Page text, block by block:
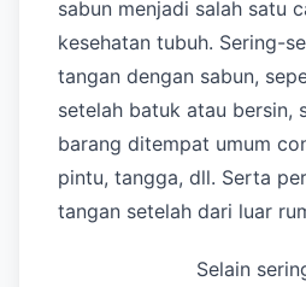
sabun menjadi salah satu
kesehatan tubuh. Sering-
tangan dengan sabun,
setelah batuk atau bersin,
barang ditempat umum
pintu, tangga, dll. Serta
tangan setelah dari luar
Selain sering